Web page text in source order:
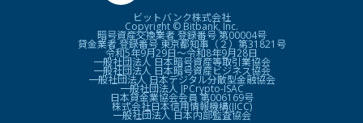
ビットバンク株式会社
Copyright © Bitbank, Inc.
暗号資産交換業者 登録番号 第00004号
貸金業者 登録番号 東京都知事（２）第31821号
令和5年9月29日〜令和8年9月28日
一般社団法人 日本暗号資産等取引業協会
一般社団法人 日本暗号資産ビジネス協会
一般社団法人 日本デジタル分散型金融協会
一般社団法人 JPCrypto-ISAC
日本貸金業協会会員 第006169号
株式会社日本信用情報機構(JICC)
一般社団法人 日本内部監査協会